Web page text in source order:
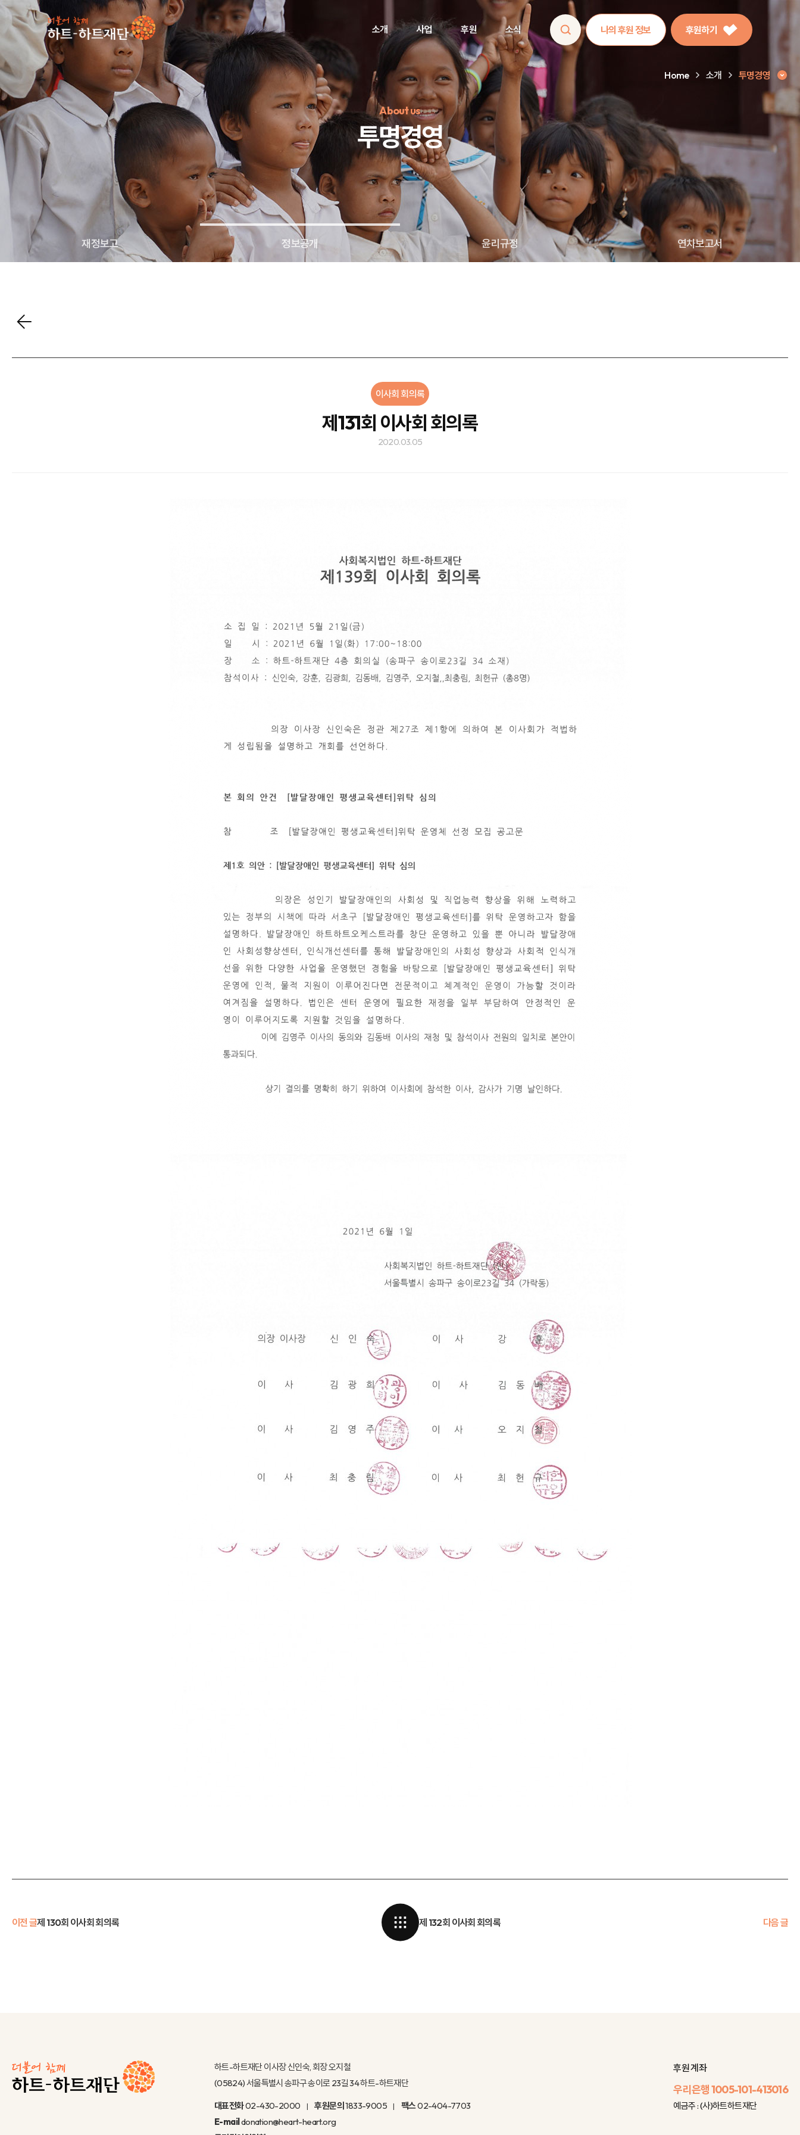
소개 사업 후원 소식 나의 후원 정보 후원하기
인기 키워드 #정기후원#하트플레이스#캠페인#팬덤후원
Home 소개 투명경영
About us
투명경영
투명경영 재정보고 정보공개 윤리규정 연차보고서
이사회 회의록
제131회 이사회 회의록
2020.03.05
이전 글제 130회 이사회 회의록 제 132회 이사회 회의록 다음 글
하트-하트재단 이사장 신인숙, 회장 오지철
(05824) 서울특별시 송파구 송이로 23길 34 하트-하트재단
대표전화02-430-2000 후원문의1833-9005 팩스02-404-7703
E-maildonation@heart-heart.org
후원 계좌
우리은행1005-101-413016
예금주 : (사)하트하트재단